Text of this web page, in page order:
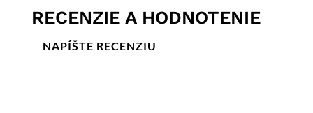
RECENZIE A HODNOTENIE
NAPÍŠTE RECENZIU